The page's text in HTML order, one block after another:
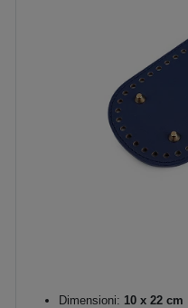
Dimensioni: 10 x 22 cm